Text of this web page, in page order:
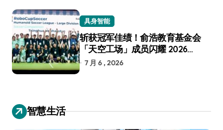
具身智能
斩获冠军佳绩！俞浩教育基金会
「天空工场」成员闪耀 2026
RoboCup 机器人世界杯
7 月 6 , 2026
智慧生活